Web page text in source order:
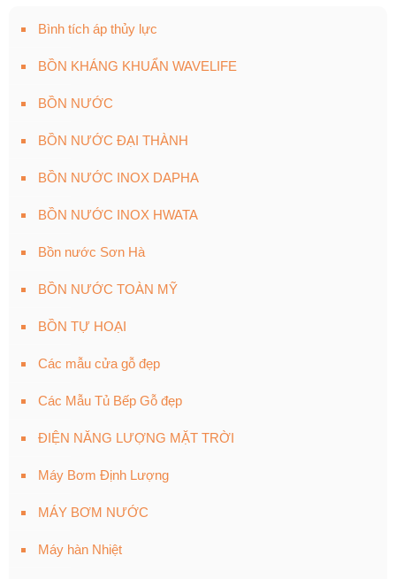
Bình tích áp thủy lực
BỒN KHÁNG KHUẨN WAVELIFE
BỒN NƯỚC
BỒN NƯỚC ĐẠI THÀNH
BỒN NƯỚC INOX DAPHA
BỒN NƯỚC INOX HWATA
Bồn nước Sơn Hà
BỒN NƯỚC TOÀN MỸ
BỒN TỰ HOẠI
Các mẫu cửa gỗ đẹp
Các Mẫu Tủ Bếp Gỗ đẹp
ĐIỆN NĂNG LƯỢNG MẶT TRỜI
Máy Bơm Định Lượng
MÁY BƠM NƯỚC
Máy hàn Nhiệt